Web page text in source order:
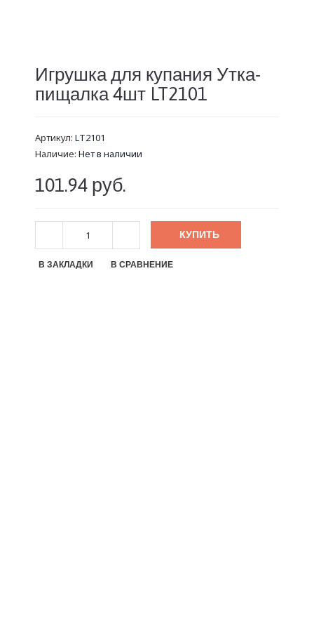
Игрушка для купания Утка-
пищалка 4шт LT2101
Артикул: LT2101
Наличие: Нет в наличии
101.94 руб.
КУПИТЬ
В ЗАКЛАДКИ В СРАВНЕНИЕ